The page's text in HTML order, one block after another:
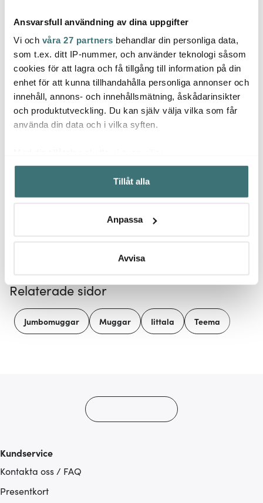
Ansvarsfull användning av dina uppgifter
Vi och våra 27 partners behandlar din personliga data,
som t.ex. ditt IP-nummer, och använder teknologi såsom
cookies för att lagra och få tillgång till information på din
enhet för att kunna tillhandahålla personliga annonser och
innehåll, annons- och innehållsmätning, åskådarinsikter
och produktutveckling. Du kan själv välja vilka som får
använda din data och i vilka syften.
Samla in information om din geografiska plats som
kan ha en noggrannhet på upp till flera meter
Identifiera din enhet genom att aktivt skanna den för
Ta reda på mer om hur dina personliga uppgifter
Du kan ändra eller dra tillbaka ditt samtycke när som
Vi använder cookies för att innehållet och annonserna
ska anpassas efter det som vi tror att du tycker om. Det
gör också att vi kan analysera vår trafik och göra
Tillåt alla
Anpassa
Avvisa
Moomin Arabia
Mumin pajform 28 cm
Kärlek rosa 30 år
329 kr 549 kr
Blomsterberg
Blomsterberg Slickepott
Silikon 27 cm Grå
139 kr
Låt dig inspireras av våra kunder
Relaterade sidor
Jumbomuggar Muggar Iittala Teema
Kundservice
Kontakta oss / FAQ
Presentkort